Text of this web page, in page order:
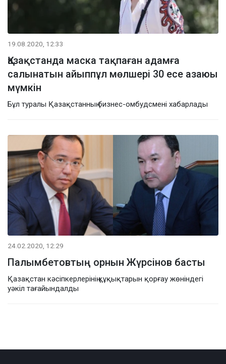
19.08.2020, 12:33
Қазақстанда маска тақпаған адамға
салынатын айыппұл мөлшері 30 есе азаюы
мүмкін
Бұл туралы Қазақстанның бизнес-омбудсмені хабарлады
24.02.2020, 12:29
Палымбетовтың орнын Жүрсінов басты
Қазақстан кәсіпкерлерінің құқықтарын қорғау жөніндегі
уәкіл тағайындалды